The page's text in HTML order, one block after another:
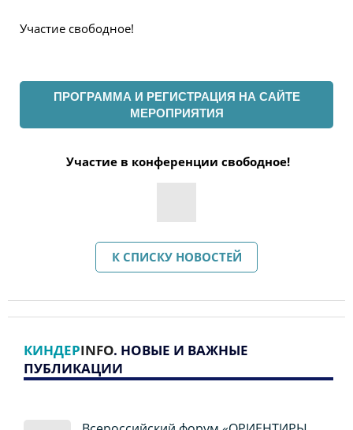
Участие свободное!
ПРОГРАММА И РЕГИСТРАЦИЯ НА САЙТЕ
МЕРОПРИЯТИЯ
Участие в конференции свободное!
К СПИСКУ НОВОСТЕЙ
КИНДЕРINFO. НОВЫЕ И ВАЖНЫЕ
ПУБЛИКАЦИИ